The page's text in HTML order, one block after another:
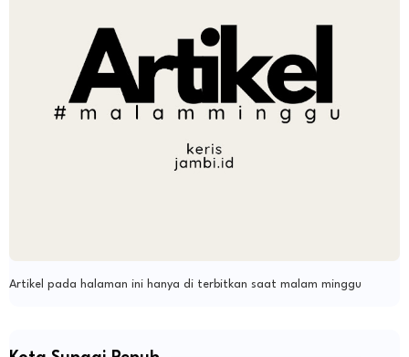
Artikel pada halaman ini hanya di terbitkan saat malam minggu